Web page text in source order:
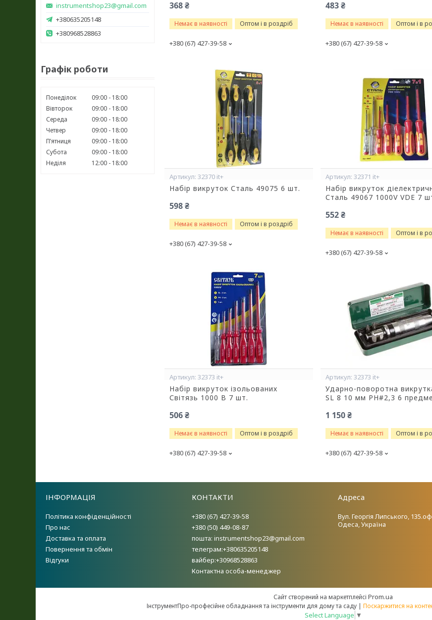
instrumentshop23@gmail.com
+380635205148
+380968528863
Графік роботи
Понеділок 09:00
18:00
Вівторок
09:00
18:00
Середа
09:00
18:00
Четвер
09:00
18:00
Пʼятниця
09:00
18:00
Субота
09:00
18:00
Неділя
12:00 18:00
368 ₴
Немає в наявності Оптом і в роздріб
+380 (67) 427-39-58
483 ₴
Немає в наявності Оптом і в
+380 (67) 427-39-58
32370 it+
Набір викруток Сталь 49075 6 шт.
598 ₴
Немає в наявності Оптом і в роздріб
+380 (67) 427-39-58
32371 it+
Набір викруток
Сталь 49067 1000V VDE 7
552 ₴
Немає в наявності Оптом і в
+380 (67) 427-39-58
32373 it+
Набір викруток ізольованих
Світязь 1000 В 7 шт.
506 ₴
Немає в наявності Оптом і в роздріб
+380 (67) 427-39-58
32373 it+
Ударно-поворотна
SL 8 10 мм PH#2,3 6
1 150 ₴
Немає в наявності Оптом і в
+380 (67) 427-39-58
ІНФОРМАЦІЯ
Політика конфіденційності
Про нас
Доставка та оплата
Повернення та обмін
Відгуки
КОНТАКТИ
+380 (67) 427-39-58
+380 (50) 449-08-87
пошта: instrumentshop23@gmail.com
телеграм:+380635205148
вайбер:+30968528863
Контактна особа-менеджер
Адреса
Вул. Георгія Липського,
Одеса, Україна
Сайт створений на маркетплейсі Prom.ua
ІнструментПро-професійне обладнання та інструменти для дому та саду | Поскаржитися на
Select Language ▼